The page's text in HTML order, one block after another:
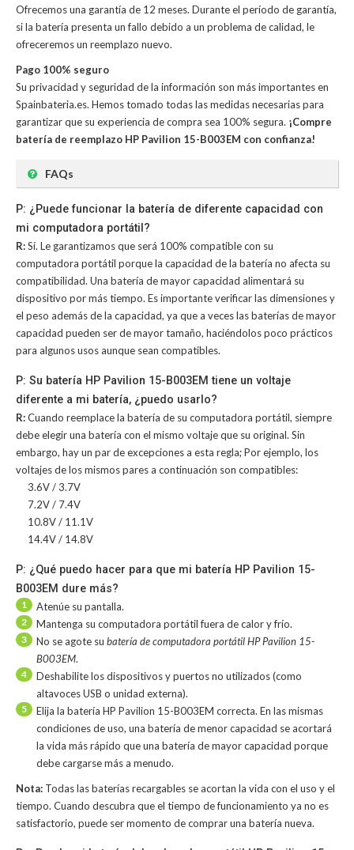
Ofrecemos una garantía de 12 meses. Durante el período de garantía,
si la batería presenta un fallo debido a un problema de calidad, le
ofreceremos un reemplazo nuevo.
Pago 100% seguro
Su privacidad y seguridad de la información son más importantes en
Spainbateria.es. Hemos tomado todas las medidas necesarias para
garantizar que su experiencia de compra sea 100% segura. ¡Compre
batería de reemplazo HP Pavilion 15-B003EM con confianza!
FAQs
P: ¿Puede funcionar la batería de diferente capacidad con
mi computadora portátil?
R:Sí. Le garantizamos que será 100% compatible con su
computadora portátil porque la capacidad de la batería no afecta su
compatibilidad. Una batería de mayor capacidad alimentará su
dispositivo por más tiempo. Es importante verificar las dimensiones y
el peso además de la capacidad, ya que a veces las baterías de mayor
capacidad pueden ser de mayor tamaño, haciéndolos poco prácticos
para algunos usos aunque sean compatibles.
P: Su batería HP Pavilion 15-B003EM tiene un voltaje
diferente a mi batería, ¿puedo usarlo?
R:Cuando reemplace la batería de su computadora portátil, siempre
debe elegir una batería con el mismo voltaje que su original. Sin
embargo, hay un par de excepciones a esta regla; Por ejemplo, los
voltajes de los mismos pares a continuación son compatibles:
3.6V / 3.7V
7.2V / 7.4V
10.8V / 11.1V
14.4V / 14.8V
P: ¿Qué puedo hacer para que mi batería HP Pavilion 15-
B003EM dure más?
1 Atenúe su pantalla.
2 Mantenga su computadora portátil fuera de calor y frío.
3 No se agote su batería de computadora portátil HP Pavilion 15-
B003EM.
4
Deshabilite los dispositivos y puertos no utilizados (como
altavoces USB o unidad externa).
5
Elija la batería HP Pavilion 15-B003EM correcta. En las mismas
condiciones de uso, una batería de menor capacidad se acortará
la vida más rápido que una batería de mayor capacidad porque
debe cargarse más a menudo.
Nota: Todas las baterías recargables se acortan la vida con el uso y el
tiempo. Cuando descubra que el tiempo de funcionamiento ya no es
satisfactorio, puede ser momento de comprar una batería nueva.